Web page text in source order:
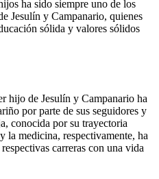
ha sido siempre uno de los
Jesulín y Campanario, quienes
sólida y valores sólidos
hijo de Jesulín y Campanario ha
por parte de sus seguidores y
conocida por su trayectoria
la medicina, respectivamente, ha
carreras con una vida